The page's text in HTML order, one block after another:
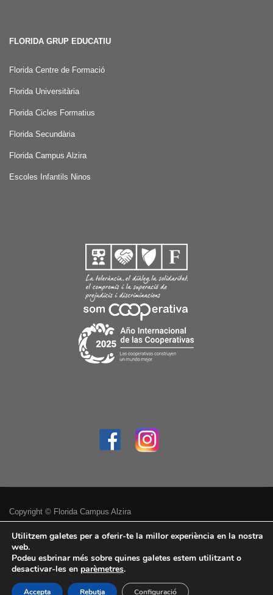
FLORIDA GRUP EDUCATIU
Florida Centre de Formació
Florida Universitària
Florida Cicles Formatius
Florida Secundària
Florida Campus Alzira
Escoles Infantils Ninos
Copyright © Florida Campus Alzira
Política de privacitat
Avís legal
Accessibilitat
Utilitzem galetes per a oferir-te la millor experiència en la nostra
web.
Podeu esbrinar més sobre quines galetes estem utilitzant o
desactivar-les en parèmetres.
Accepta Rebutja Configuració